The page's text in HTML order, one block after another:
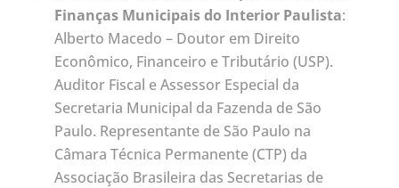
Finanças Municipais do Interior Paulista:
Alberto Macedo – Doutor em Direito
Econômico, Financeiro e Tributário (USP).
Auditor Fiscal e Assessor Especial da
Secretaria Municipal da Fazenda de São
Paulo. Representante de São Paulo na
Câmara Técnica Permanente (CTP) da
Associação Brasileira das Secretarias de